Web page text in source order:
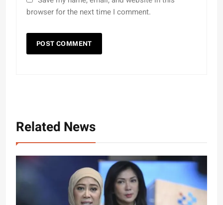
browser for the next time I comment.
Related News